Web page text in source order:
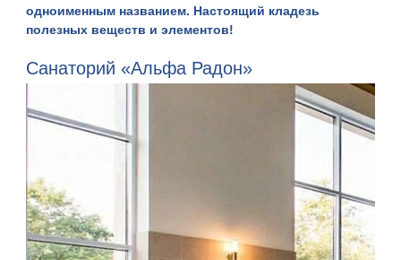
одноименным названием. Настоящий кладезь
полезных веществ и элементов!
Санаторий «Альфа Радон»